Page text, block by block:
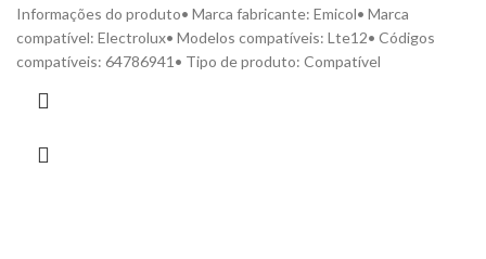
Informações do produto• Marca fabricante: Emicol• Marca
compatível: Electrolux• Modelos compatíveis: Lte12• Códigos
compatíveis: 64786941• Tipo de produto: Compatível